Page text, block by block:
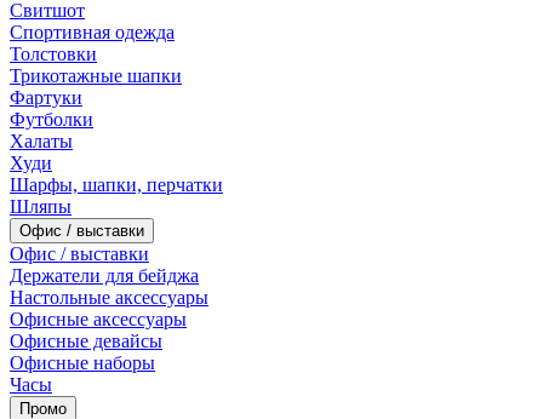
Свитшот
Спортивная одежда
Толстовки
Трикотажные шапки
Фартуки
Футболки
Халаты
Худи
Шарфы, шапки, перчатки
Шляпы
Офис / выставки
Офис / выставки
Держатели для бейджа
Настольные аксессуары
Офисные аксессуары
Офисные девайсы
Офисные наборы
Часы
Промо